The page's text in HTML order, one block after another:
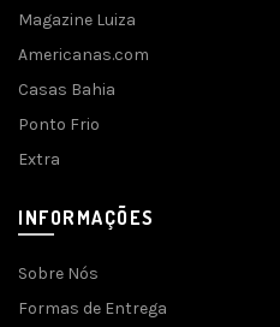
Magazine Luiza
Americanas.com
Casas Bahia
Ponto Frio
Extra
INFORMAÇÕES
Sobre Nós
Formas de Entrega